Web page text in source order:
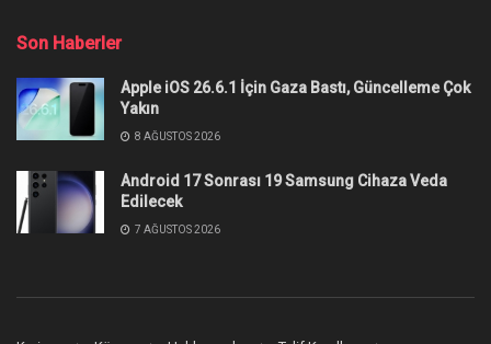
Son Haberler
Apple iOS 26.6.1 İçin Gaza Bastı, Güncelleme Çok
Yakın
8 AĞUSTOS 2026
Android 17 Sonrası 19 Samsung Cihaza Veda
Edilecek
7 AĞUSTOS 2026